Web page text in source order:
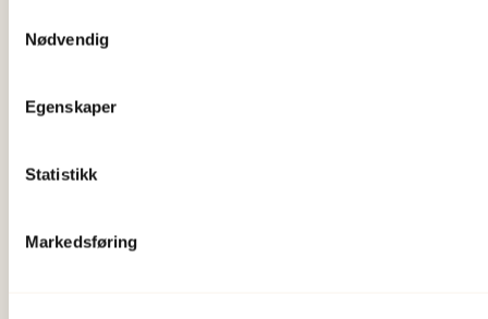
Nødvendig
Egenskaper
Statistikk
Markedsføring